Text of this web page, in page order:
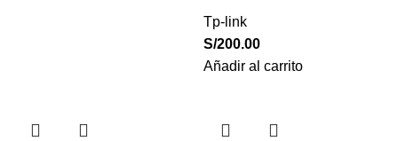
Tp-link
S/200.00
Añadir al carrito